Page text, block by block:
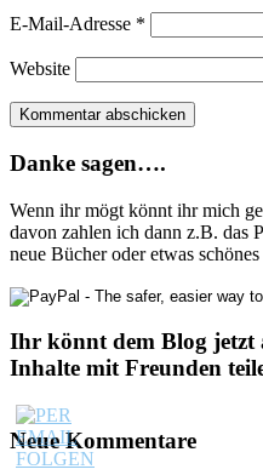
E-Mail-Adresse *
Website
Danke sagen….
Wenn ihr mögt könnt ihr mich
davon zahlen ich dann z.B. das
neue Bücher oder etwas
Ihr könnt dem Blog jetzt
Inhalte mit Freunden
Neue Kommentare